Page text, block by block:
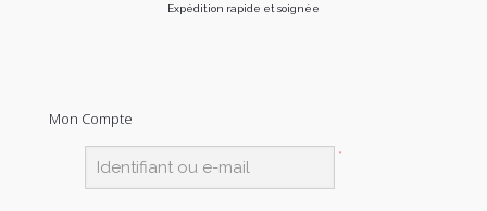
Expédition rapide et soignée
Mon Compte
*